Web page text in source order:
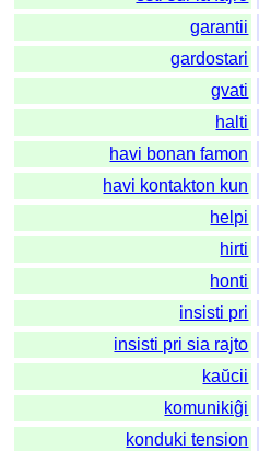
garantii
gardostari
gvati
halti
havi bonan famon
havi kontakton kun
helpi
hirti
honti
insisti pri
insisti pri sia rajto
kaŭcii
komunikiĝi
konduki tension